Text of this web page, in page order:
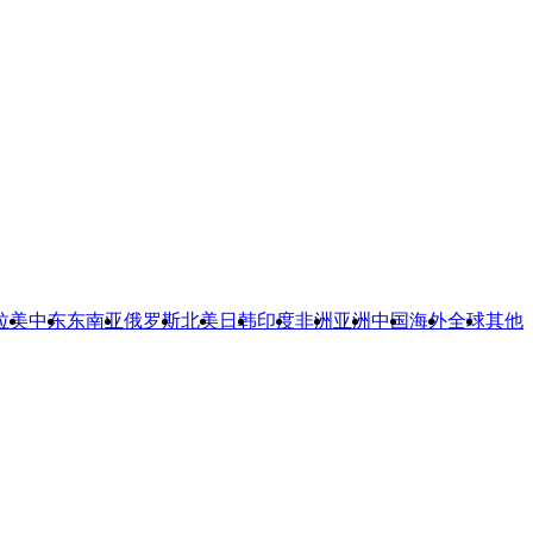
美中东东南亚俄罗斯北美 日韩印度非洲 亚洲中国海外全球其他